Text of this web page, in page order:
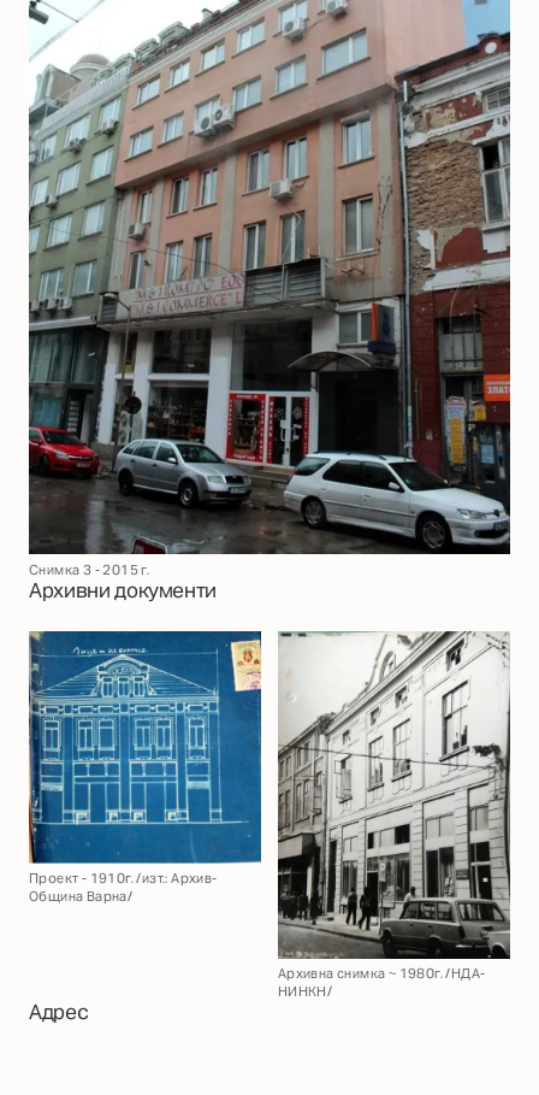
Снимка 3 - 2015 г.
Архивни документи
Проект - 1910г. /изт.: Архив-
Община Варна/
Архивна снимка ~ 1980г. /НДА-
НИНКН/
Адрес